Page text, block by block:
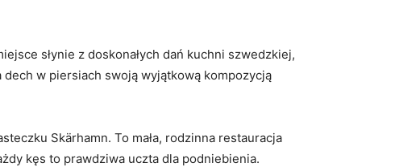
słynie z doskonałych dań kuchni szwedzkiej,
w piersiach swoją wyjątkową kompozycją
Skärhamn. To mała, rodzinna restauracja
kęs to prawdziwa uczta dla podniebienia.